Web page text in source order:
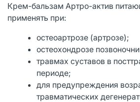
Крем-бальзам Артро-актив
применять при:
остеоартрозе (артрозе);
остеохондрозе
травмах суставов в
периоде;
для предупреждения
травматических